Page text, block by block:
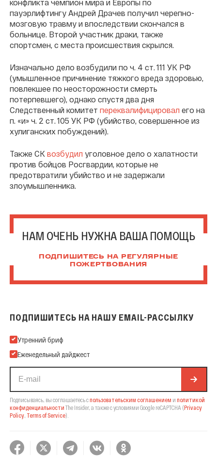
конфликта чемпион мира и Европы по
пауэрлифтингу Андрей Драчев получил черепно-
мозговую травму и впоследствии скончался в
больнице. Второй участник драки, также
спортсмен, с места происшествия скрылся.
Изначально дело возбудили по ч. 4 ст. 111 УК РФ
(умышленное причинение тяжкого вреда здоровью,
повлекшее по неосторожности смерть
потерпевшего), однако спустя два дня
Следственный комитет переквалифицировал его на
п. «и» ч. 2 ст. 105 УК РФ (убийство, совершенное из
хулиганских побуждений).
Также СК возбудил уголовное дело о халатности
против бойцов Росгвардии, которые не
предотвратили убийство и не задержали
злоумышленника.
НАМ ОЧЕНЬ НУЖНА ВАША ПОМОЩЬ
ПОДПИШИТЕСЬ НА РЕГУЛЯРНЫЕ
ПОЖЕРТВОВАНИЯ
ПОДПИШИТЕСЬ НА НАШУ EMAIL-РАССЫЛКУ
Подпишитесь на нашу Email-рассылку
Утренний бриф
Еженедельный дайджест
Подписываясь, вы соглашаетесь спользовательским соглашением и политикой
конфиденциальности The Insider, а также с условиями Google reCAPTCHA (Privacy
Policy Terms of Service).